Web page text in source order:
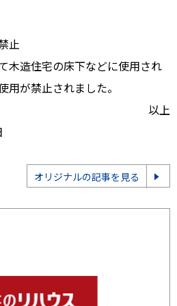
止
木造住宅の床下などに使用され
用が禁止されました。
以上
オリジナルの記事を見る